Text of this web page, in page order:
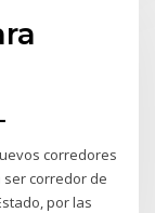
corredores
corredor de
por las